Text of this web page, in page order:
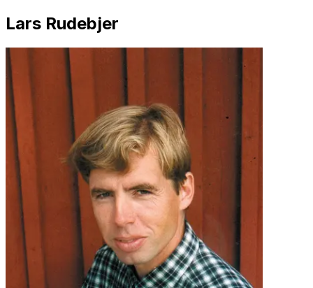
Lars Rudebjer